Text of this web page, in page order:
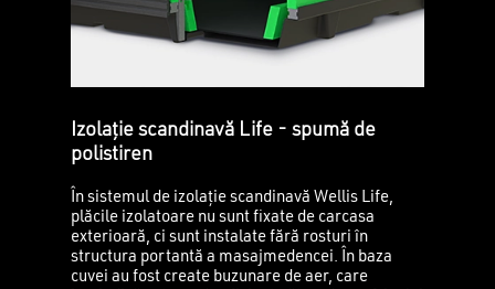
Izolație scandinavă Life - spumă de
polistiren
În sistemul de izolație scandinavă Wellis Life,
plăcile izolatoare nu sunt fixate de carcasa
exterioară, ci sunt instalate fără rosturi în
structura portantă a masajmedencei. În baza
cuvei au fost create buzunare de aer, care